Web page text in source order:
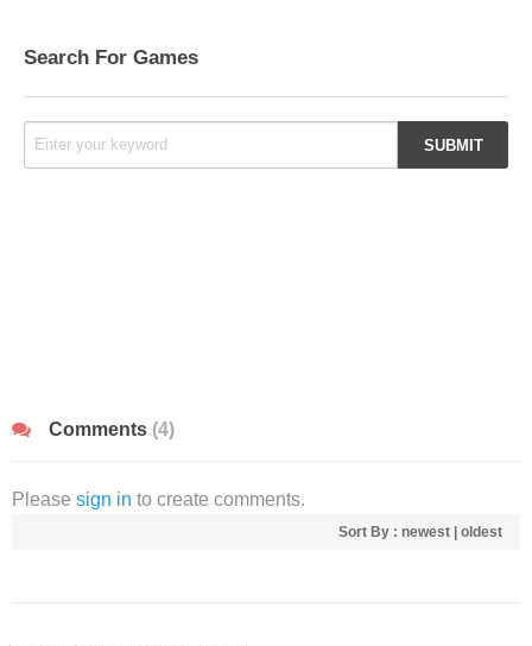
Search For Games
Comments (4)
Please sign in to create comments.
Sort By : newest oldest